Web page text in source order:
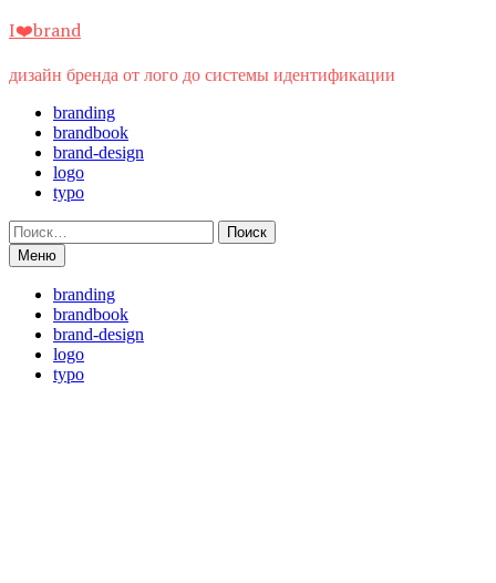
Перейти
содержимому
I❤️brand
дизайн бренда от лого до системы идентификации
branding
brandbook
brand-design
logo
typo
Найти:
Меню
branding
brandbook
brand-design
logo
typo